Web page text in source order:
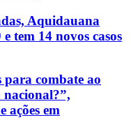
Aquidauana
tem 14 novos casos
para combate ao
nacional?”,
ações em